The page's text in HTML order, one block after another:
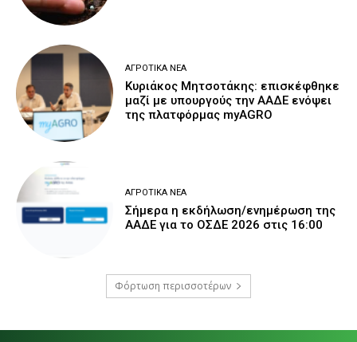
ΑΓΡΟΤΙΚΆ ΝΈΑ
Κυριάκος Μητσοτάκης: επισκέφθηκε
μαζί με υπουργούς την ΑΑΔΕ ενόψει
της πλατφόρμας myAGRO
ΑΓΡΟΤΙΚΆ ΝΈΑ
Σήμερα η εκδήλωση/ενημέρωση της
ΑΑΔΕ για το ΟΣΔΕ 2026 στις 16:00
Φόρτωση περισσοτέρων